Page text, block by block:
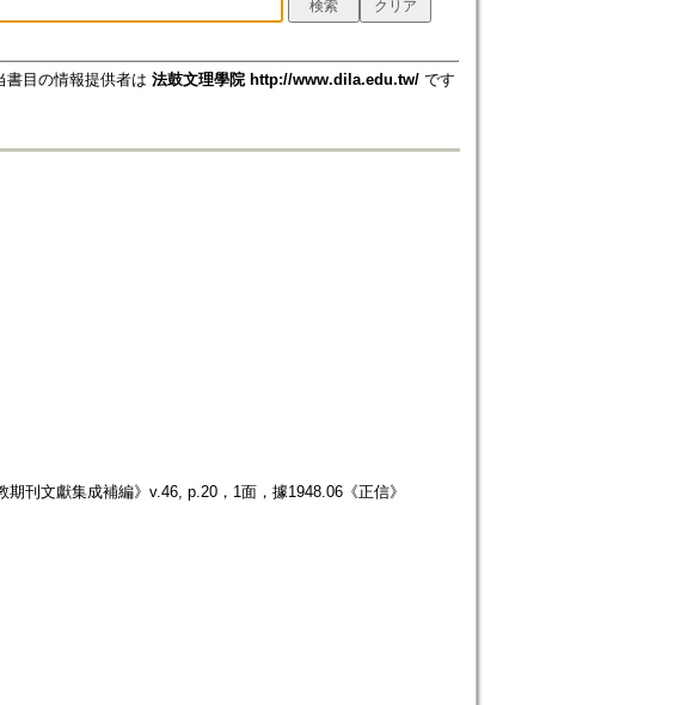
書目の情報提供者は 法鼓文理學院 http://www.dila.edu.tw/です
刊文獻集成補編》v.46, p.20，1面，據1948.06《正信》